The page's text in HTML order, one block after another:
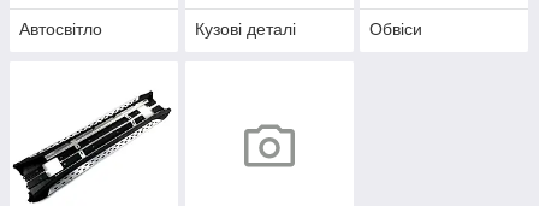
Автосвітло Кузові деталі Обвіси